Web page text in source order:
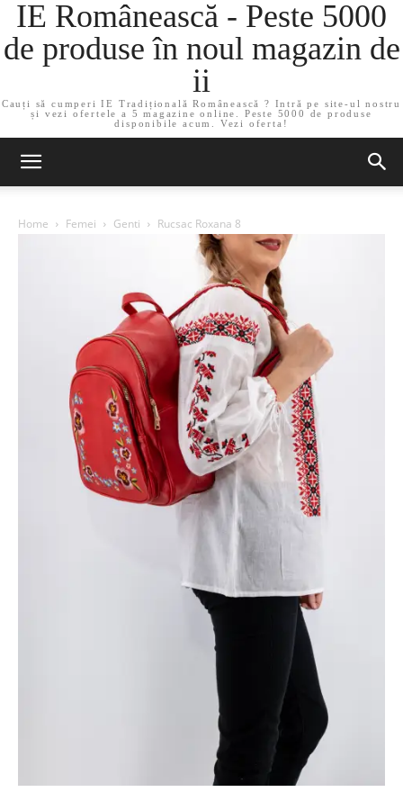
IE Românească - Peste 5000
de produse în noul magazin de
ii
Cauți să cumperi IE Tradițională Românească ? Intră pe site-ul nostru
și vezi ofertele a 5 magazine online. Peste 5000 de produse
disponibile acum. Vezi oferta!
Home Femei Genti Rucsac Roxana 8